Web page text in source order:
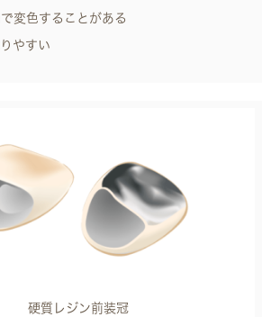
変色することがある
やすい
硬質レジン前装冠